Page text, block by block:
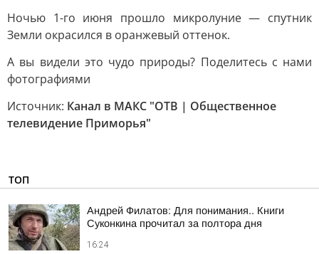
Ночью 1-го июня прошло микролуние — спутник
Земли окрасился в оранжевый оттенок.
А вы видели это чудо природы? Поделитесь с нами
фотографиями
Источник: Канал в МАКС "ОТВ | Общественное
телевидение Приморья"
ТОП
Андрей Филатов: Для понимания.. Книги
Суконкина прочитал за полтора дня
16:24